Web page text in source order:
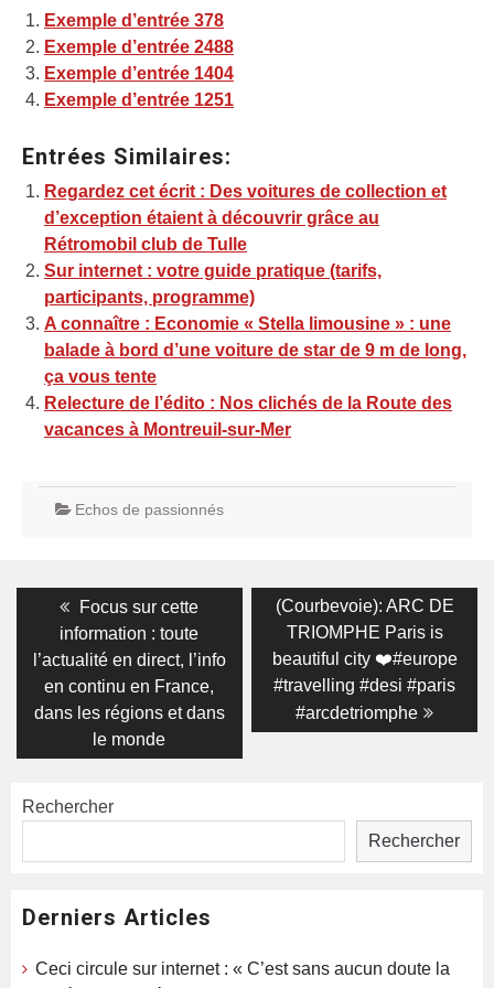
Exemple d’entrée 378
Exemple d’entrée 2488
Exemple d’entrée 1404
Exemple d’entrée 1251
Entrées Similaires:
Regardez cet écrit : Des voitures de collection et
d’exception étaient à découvrir grâce au
Rétromobil club de Tulle
Sur internet : votre guide pratique (tarifs,
participants, programme)
A connaître : Economie « Stella limousine » : une
balade à bord d’une voiture de star de 9 m de long,
ça vous tente
Relecture de l’édito : Nos clichés de la Route des
vacances à Montreuil-sur-Mer
Echos de passionnés
Navigation
l’article
Previous
post:
Focus sur cette
information : toute
l’actualité en direct, l’info
en continu en France,
dans les régions et dans
le monde
Next
post:
(Courbevoie): ARC DE
TRIOMPHE Paris is
beautiful city ❤️#europe
#travelling #desi #paris
#arcdetriomphe
Rechercher
Rechercher
Derniers Articles
Ceci circule sur internet : « C’est sans aucun doute la